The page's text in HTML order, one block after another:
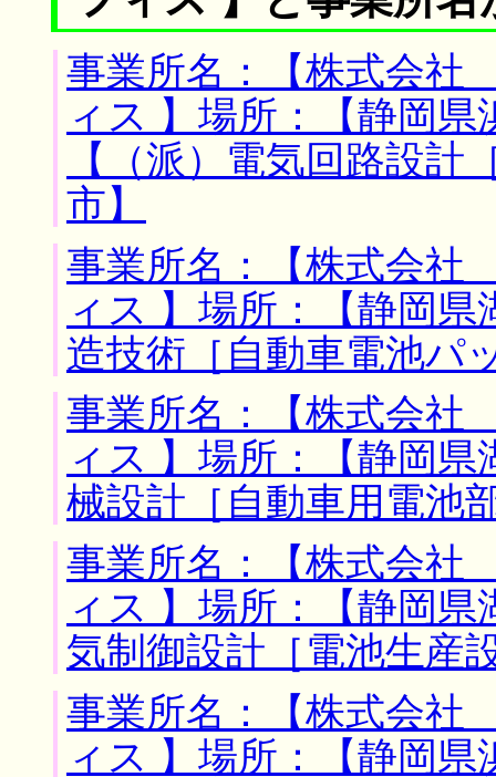
事業所名：【株式会
ィス 】場所：【静岡
【（派）電気回路設
市】
事業所名：【株式会
ィス 】場所：【静岡
造技術［自動車電池パ
事業所名：【株式会
ィス 】場所：【静岡
械設計［自動車用電池
事業所名：【株式会
ィス 】場所：【静岡
気制御設計［電池生産
事業所名：【株式会
ィス 】場所：【静岡